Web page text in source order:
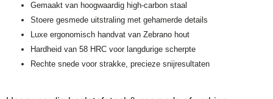
Gemaakt van hoogwaardig high-carbon staal
Stoere gesmede uitstraling met gehamerde details
Luxe ergonomisch handvat van Zebrano hout
Hardheid van 58 HRC voor langdurige scherpte
Rechte snede voor strakke, precieze snijresultaten